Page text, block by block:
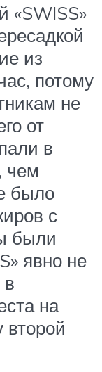
«SWISS»
из
потому
не
от
в
чем
было
с
были
явно не
в
на
второй